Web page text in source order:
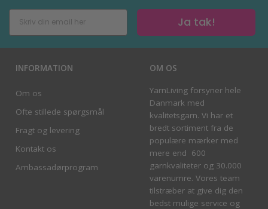
Ja tak!
INFORMATION
Om os
Ofte stillede spørgsmål
Fragt og levering
Kontakt os
Ambassadørprogram
OM OS
YarnLiving forsyner hele
Danmark med
kvalitetsgarn. Vi har et
bredt sortiment fra de
populære mærker med
mere end 600
garnkvaliteter og 30.000
varenumre. Vores team
tilstræber at give dig den
bedst mulige service og